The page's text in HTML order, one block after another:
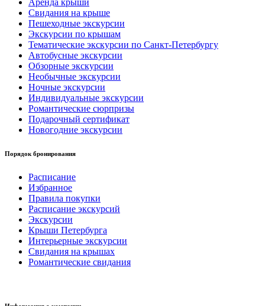
Аренда крыши
Свидания на крыше
Пешеходные экскурсии
Экскурсии по крышам
Тематические экскурсии по Санкт-Петербургу
Автобусные экскурсии
Обзорные экскурсии
Необычные экскурсии
Ночные экскурсии
Индивидуальные экскурсии
Романтические сюрпризы
Подарочный сертификат
Новогодние экскурсии
Порядок бронирования
Расписание
Избранное
Правила покупки
Расписание экскурсий
Экскурсии
Крыши Петербурга
Интерьерные экскурсии
Свидания на крышах
Романтические свидания